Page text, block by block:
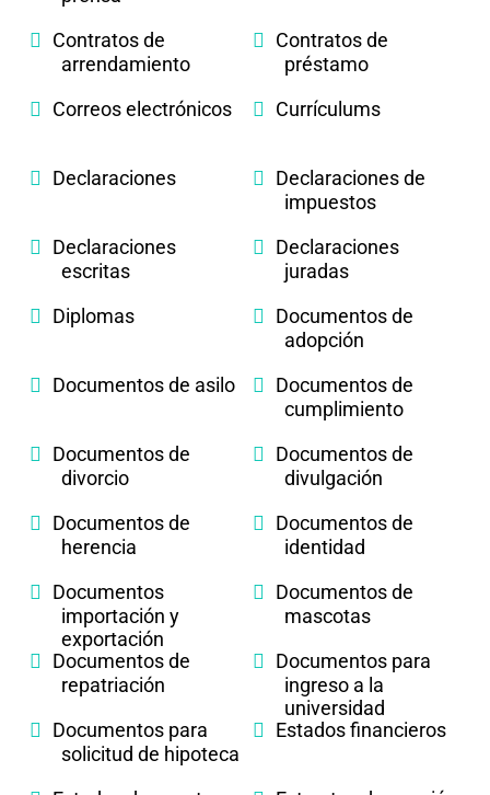
Contratos de
arrendamiento
Contratos de
préstamo
Correos electrónicos
Currículums
Declaraciones
Declaraciones de
impuestos
Declaraciones
escritas
Declaraciones
juradas
Diplomas
Documentos de
adopción
Documentos de asilo
Documentos de
cumplimiento
Documentos de
divorcio
Documentos de
divulgación
Documentos de
herencia
Documentos de
identidad
Documentos
importación y
exportación
Documentos de
mascotas
Documentos de
repatriación
Documentos para
ingreso a la
universidad
Documentos para
solicitud de hipoteca
Estados financieros